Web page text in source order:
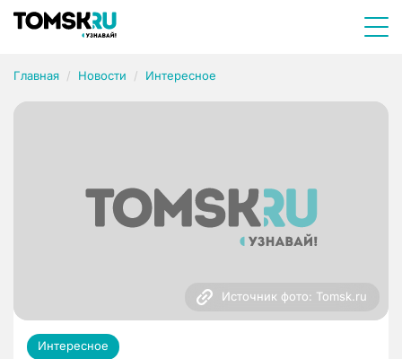
Главная Новости Интересное
Источник фото: Tomsk.ru
Интересное